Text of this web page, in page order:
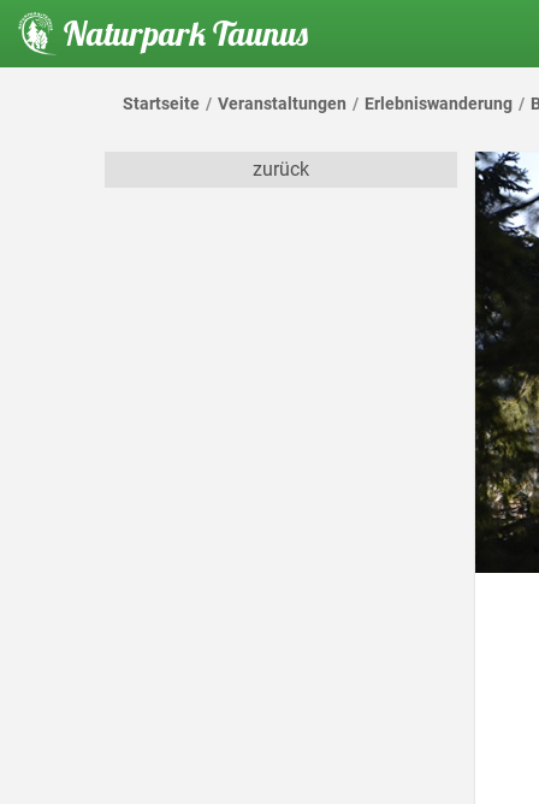
Naturpark Taunus
Startseite Veranstaltungen Erlebniswanderung
zurück